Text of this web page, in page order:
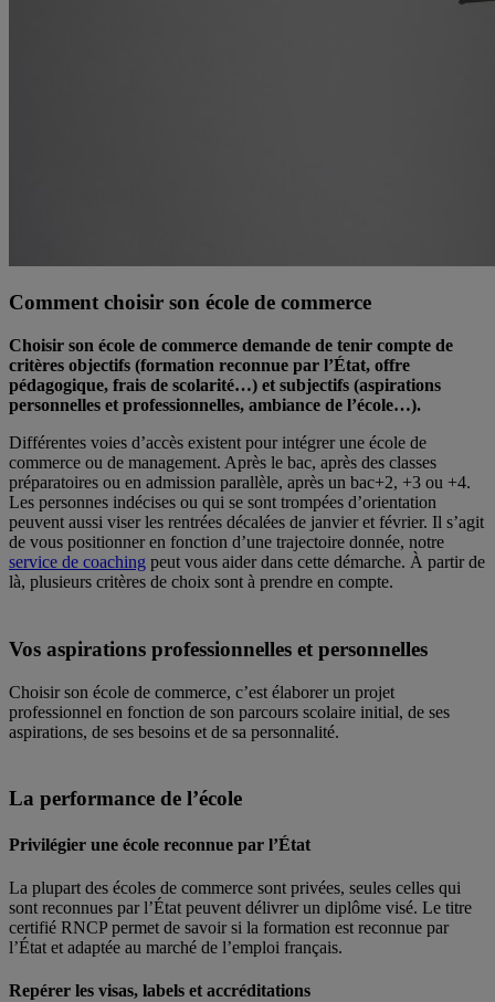
Comment choisir son école de commerce
Choisir son école de commerce demande de tenir compte de
critères objectifs (formation reconnue par l’État, offre
pédagogique, frais de scolarité…) et subjectifs (aspirations
personnelles et professionnelles, ambiance de l’école…).
Différentes voies d’accès existent pour intégrer une école de
commerce ou de management. Après le bac, après des classes
préparatoires ou en admission parallèle, après un bac+2, +3 ou +4.
Les personnes indécises ou qui se sont trompées d’orientation
peuvent aussi viser les rentrées décalées de janvier et février. Il s’agit
de vous positionner en fonction d’une trajectoire donnée, notre
service de coaching peut vous aider dans cette démarche. À partir de
là, plusieurs critères de choix sont à prendre en compte.
Vos aspirations professionnelles et personnelles
Choisir son école de commerce, c’est élaborer un projet
professionnel en fonction de son parcours scolaire initial, de ses
aspirations, de ses besoins et de sa personnalité.
La performance de l’école
Privilégier une école reconnue par l’État
La plupart des écoles de commerce sont privées, seules celles qui
sont reconnues par l’État peuvent délivrer un diplôme visé. Le titre
certifié RNCP permet de savoir si la formation est reconnue par
l’État et adaptée au marché de l’emploi français.
Repérer les visas, labels et accréditations